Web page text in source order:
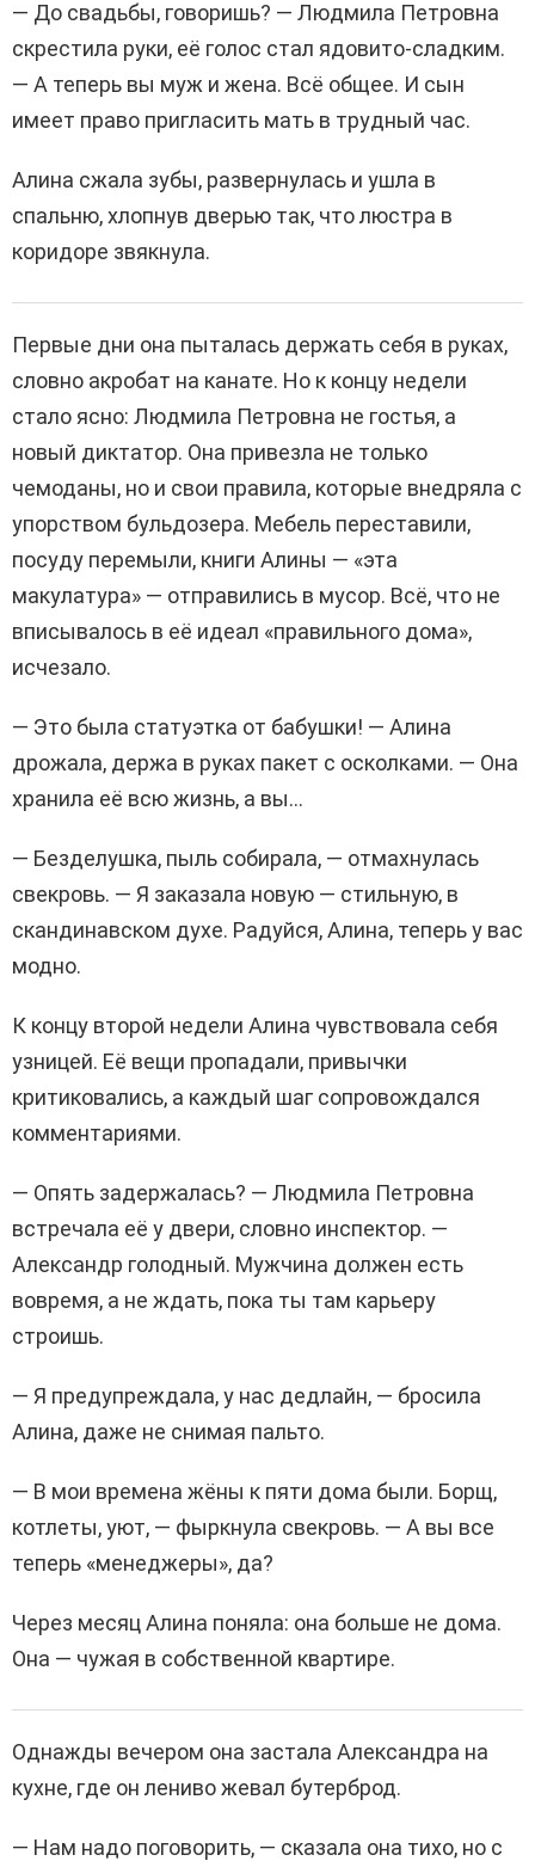
— До свадьбы, говоришь? — Людмила Петровна
скрестила руки, её голос стал ядовито-сладким.
— А теперь вы муж и жена. Всё общее. И сын
имеет право пригласить мать в трудный час.
Алина сжала зубы, развернулась и ушла в
спальню, хлопнув дверью так, что люстра в
коридоре звякнула.
Первые дни она пыталась держать себя в руках,
словно акробат на канате. Но к концу недели
стало ясно: Людмила Петровна не гостья, а
новый диктатор. Она привезла не только
чемоданы, но и свои правила, которые внедряла с
упорством бульдозера. Мебель переставили,
посуду перемыли, книги Алины — «эта
макулатура» — отправились в мусор. Всё, что не
вписывалось в её идеал «правильного дома»,
исчезало.
— Это была статуэтка от бабушки! — Алина
дрожала, держа в руках пакет с осколками. — Она
хранила её всю жизнь, а вы…
— Безделушка, пыль собирала, — отмахнулась
свекровь. — Я заказала новую — стильную, в
скандинавском духе. Радуйся, Алина, теперь у вас
модно.
К концу второй недели Алина чувствовала себя
узницей. Её вещи пропадали, привычки
критиковались, а каждый шаг сопровождался
комментариями.
— Опять задержалась? — Людмила Петровна
встречала её у двери, словно инспектор. —
Александр голодный. Мужчина должен есть
вовремя, а не ждать, пока ты там карьеру
строишь.
— Я предупреждала, у нас дедлайн, — бросила
Алина, даже не снимая пальто.
— В мои времена жёны к пяти дома были. Борщ,
котлеты, уют, — фыркнула свекровь. — А вы все
теперь «менеджеры», да?
Через месяц Алина поняла: она больше не дома.
Она — чужая в собственной квартире.
Однажды вечером она застала Александра на
кухне, где он лениво жевал бутерброд.
— Нам надо поговорить, — сказала она тихо, но с